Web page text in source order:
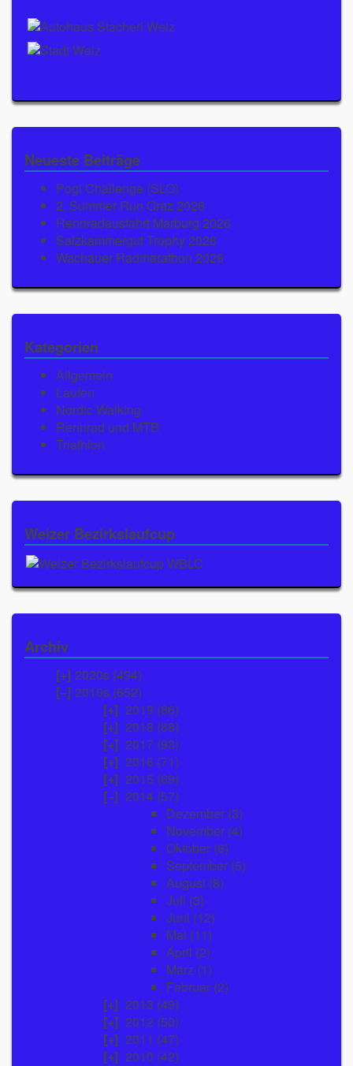
Neueste Beiträge
Pogi Challenge (SLO)
2. Summer Run Graz 2026
Rennradausfahrt Marburg 2026
Salzkammergut Trophy 2026
Wachauer Radmarathon 2026
Kategorien
Allgemein
Laufen
Nordic Walking
Rennrad und MTB
Triathlon
Weizer Bezirkslaufcup
Archiv
2020s (494)
2010s (652)
2019 (86)
2018 (88)
2017 (93)
2016 (71)
2015 (69)
2014 (57)
Dezember (3)
November (4)
Oktober (6)
September (5)
August (8)
Juli (3)
Juni (12)
Mai (11)
April (2)
März (1)
Februar (2)
2013 (49)
2012 (50)
2011 (47)
2010 (42)